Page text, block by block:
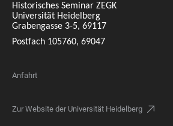
Historisches Seminar ZEGK
Universität Heidelberg
Grabengasse 3-5, 69117
Postfach 105760, 69047
Anfahrt
Zur Website der Universität Heidelberg